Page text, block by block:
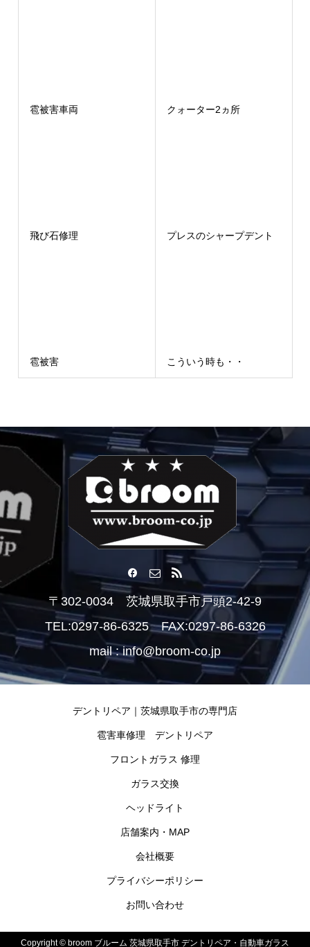
雹被害車両 クォーター2ヵ所
飛び石修理 プレスのシャープデント
雹被害 こういう時も・・
〒302-0034 茨城県取手市戸頭2-42-9
TEL:0297-86-6325 FAX:0297-86-6326
mail : info@broom-co.jp
デントリペア｜茨城県取手市の専門店
雹害車修理 デントリペア
フロントガラス 修理
ガラス交換
ヘッドライト
店舗案内・MAP
会社概要
プライバシーポリシー
お問い合わせ
Copyright © broom ブルーム 茨城県取手市 デントリペア・自動車ガラス